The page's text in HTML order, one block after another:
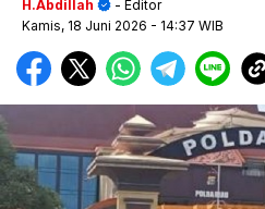
H.Abdillah
- Editor
Kamis, 18 Juni 2026 - 14:37 WIB